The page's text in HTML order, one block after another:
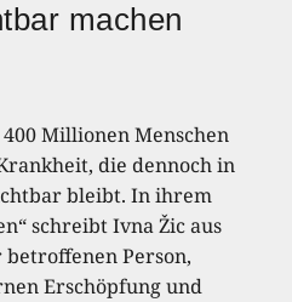
machen
Millionen Menschen
die dennoch in
bleibt. In ihrem
schreibt Ivna Žic aus
Person,
Erschöpfung und